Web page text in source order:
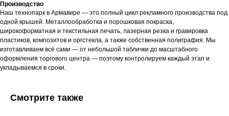
Производство
Наш технопарк в Армавире — это полный цикл рекламного производства под
одной крышей. Металлообработка и порошковая покраска,
широкоформатная и текстильная печать, лазерная резка и гравировка
пластиков, композитов и оргстекла, а также собственная полиграфия. Мы
изготавливаем всё сами — от небольшой таблички до масштабного
оформления торгового центра — поэтому контролируем каждый этап и
укладываемся в сроки.
Смотрите также